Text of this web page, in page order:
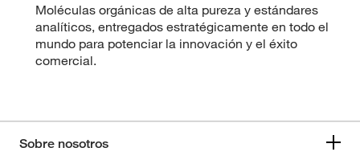
Moléculas orgánicas de alta pureza y estándares
analíticos, entregados estratégicamente en todo el
mundo para potenciar la innovación y el éxito
comercial.
Sobre nosotros